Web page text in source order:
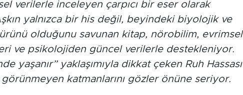
verilerle inceleyen çarpıcı bir eser olarak
yalnızca bir his değil, beyindeki biyolojik ve
olduğunu savunan kitap, nörobilim, evrimsel
ve psikolojiden güncel verilerle destekleniyor.
yaşanır” yaklaşımıyla dikkat çeken Ruh Hassası
katmanlarını gözler önüne seriyor.